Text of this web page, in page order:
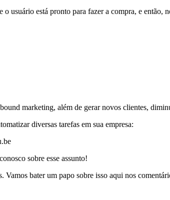
usuário está pronto para fazer a compra, e então,
marketing, além de gerar novos clientes,
diversas tarefas em sua empresa:
sobre esse assunto!
bater um papo sobre isso aqui nos